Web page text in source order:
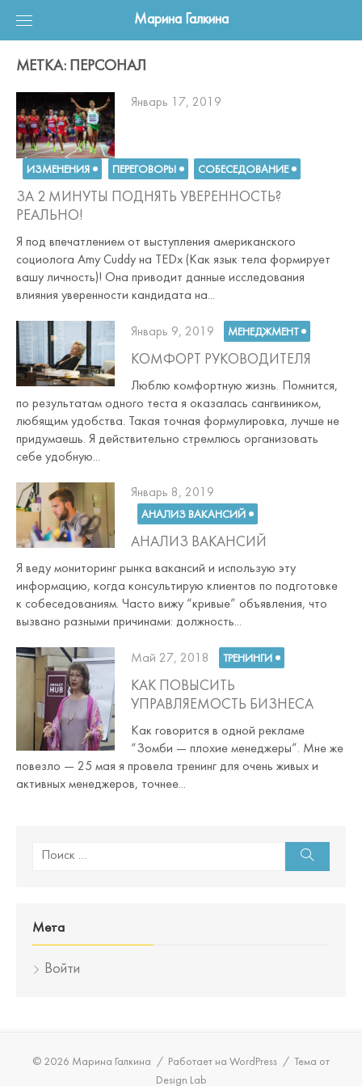
Марина Галкина
МЕТКА: ПЕРСОНАЛ
Posted
Январь 17, 2019
ИЗМЕНЕНИЯ ПЕРЕГОВОРЫ СОБЕСЕДОВАНИЕ
ЗА 2 МИНУТЫ ПОДНЯТЬ УВЕРЕННОСТЬ?
РЕАЛЬНО!
Я под впечатлением от выступления американского
социолога Amy Cuddy на TEDx (Как язык тела формирует
вашу личность)! Она приводит данные исследования
влияния уверенности кандидата на...
Posted
on
Январь 9, 2019 МЕНЕДЖМЕНТ
КОМФОРТ РУКОВОДИТЕЛЯ
Люблю комфортную жизнь. Помнится,
по результатам одного теста я оказалась сангвиником,
любящим удобства. Такая точная формулировка, лучше не
придумаешь. Я действительно стремлюсь организовать
себе удобную...
Posted
on
Январь 8, 2019
АНАЛИЗ ВАКАНСИЙ
АНАЛИЗ ВАКАНСИЙ
Я веду мониторинг рынка вакансий и использую эту
информацию, когда консультирую клиентов по подготовке
к собеседованиям. Часто вижу “кривые” объявления, что
вызвано разными причинами: должность...
Posted
on
Май 27, 2018 ТРЕНИНГИ
КАК ПОВЫСИТЬ
УПРАВЛЯЕМОСТЬ БИЗНЕСА
Как говорится в одной рекламе
“Зомби — плохие менеджеры”. Мне же
повезло — 25 мая я провела тренинг для очень живых и
активных менеджеров, точнее...
Поиск:
Мета
Войти
© 2026 Марина Галкина / Работает на WordPress /
Тема от
Design Lab